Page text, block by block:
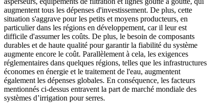
augmentent tous les dépenses d'investissement. De plus, cette
situation s'aggrave pour les petits et moyens producteurs, en
particulier dans les régions en développement, car il leur est
difficile d'assumer les coûts. De plus, le besoin de composants
durables et de haute qualité pour garantir la fiabilité du système
augmente encore le coût. Parallèlement à cela, les exigences
réglementaires dans quelques régions, telles que les infrastructures
économes en énergie et le traitement de l'eau, augmentent
également les dépenses globales. En conséquence, les facteurs
mentionnés ci-dessus entravent la part de marché mondiale des
systèmes d’irrigation pour serres.